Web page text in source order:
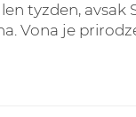
tyzden,
Vona je